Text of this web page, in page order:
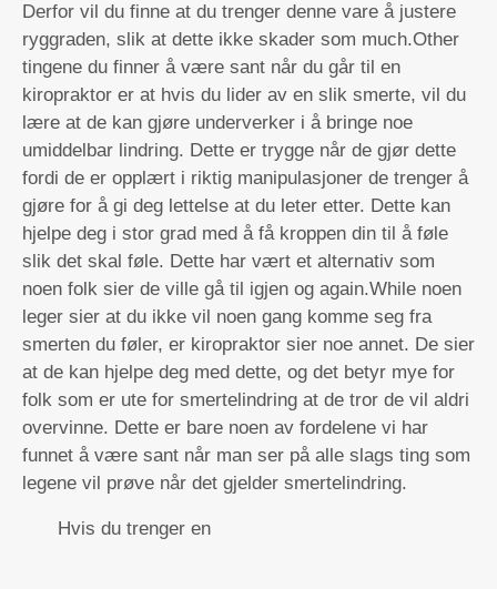
Derfor vil du finne at du trenger denne vare å justere
ryggraden, slik at dette ikke skader som much.Other
tingene du finner å være sant når du går til en
kiropraktor er at hvis du lider av en slik smerte, vil du
lære at de kan gjøre underverker i å bringe noe
umiddelbar lindring. Dette er trygge når de gjør dette
fordi de er opplært i riktig manipulasjoner de trenger å
gjøre for å gi deg lettelse at du leter etter. Dette kan
hjelpe deg i stor grad med å få kroppen din til å føle
slik det skal føle. Dette har vært et alternativ som
noen folk sier de ville gå til igjen og again.While noen
leger sier at du ikke vil noen gang komme seg fra
smerten du føler, er kiropraktor sier noe annet. De sier
at de kan hjelpe deg med dette, og det betyr mye for
folk som er ute for smertelindring at de tror de vil aldri
overvinne. Dette er bare noen av fordelene vi har
funnet å være sant når man ser på alle slags ting som
legene vil prøve når det gjelder smertelindring.
Hvis du trenger en